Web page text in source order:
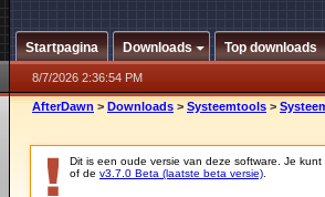
Startpagina Downloads Top downloads
8/7/2026 2:36:54 PM
AfterDawn > Downloads > Systeemtools >
Dit is een oude versie van deze software. Je kunt
of de v3.7.0 Beta (laatste beta versie)